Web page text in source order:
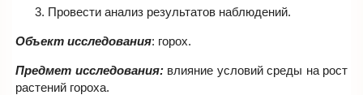
Провести анализ результатов наблюдений.
Объект исследования: горох.
Предмет исследования:влияние условий среды на рост
растений гороха.